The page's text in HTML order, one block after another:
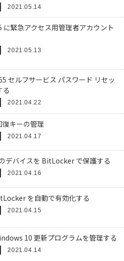
2021.05.14
緊急アクセス用管理者アカウント
2021.05.13
セルフサービス パスワード リセッ
る
2021.04.22
キーの管理
2021.04.17
デバイスを BitLocker で保護する
2021.04.16
を自動で有効化する
2021.04.15
10 更新プログラムを管理する
2021.04.14